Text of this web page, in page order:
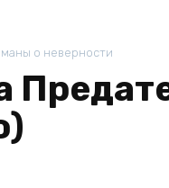
о неверности